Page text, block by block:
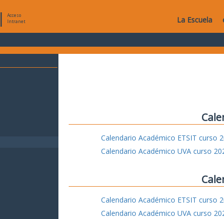
|
Acceso
Intranet
La Escuela
Calendario Académico ETSIT curso
Calendario Académico UVA curso
Calendario Académico ETSIT curso
Calendario Académico UVA curso